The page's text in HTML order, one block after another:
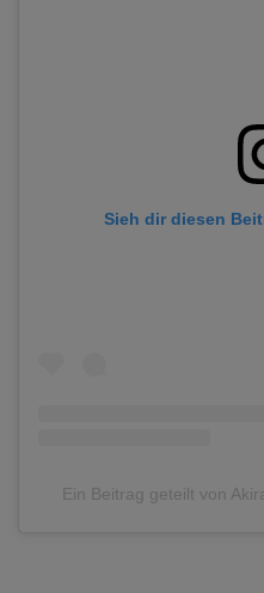
Sieh dir diesen
Ein Beitrag geteilt von